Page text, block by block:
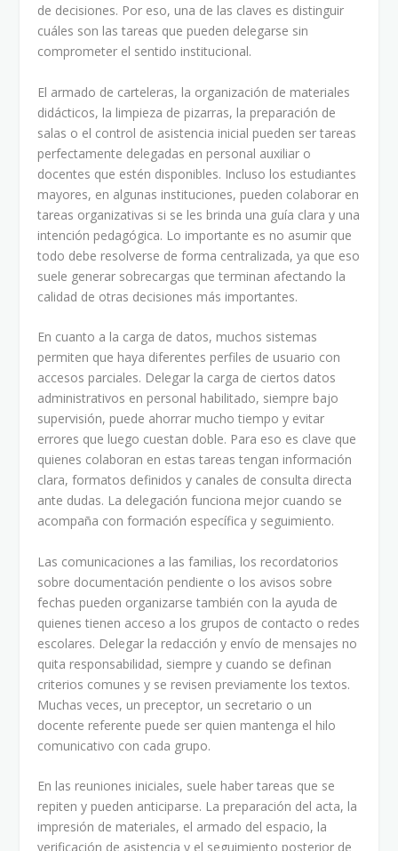
de decisiones. Por eso, una de las claves es distinguir
cuáles son las tareas que pueden delegarse sin
comprometer el sentido institucional.
El armado de carteleras, la organización de materiales
didácticos, la limpieza de pizarras, la preparación de
salas o el control de asistencia inicial pueden ser tareas
perfectamente delegadas en personal auxiliar o
docentes que estén disponibles. Incluso los estudiantes
mayores, en algunas instituciones, pueden colaborar en
tareas organizativas si se les brinda una guía clara y una
intención pedagógica. Lo importante es no asumir que
todo debe resolverse de forma centralizada, ya que eso
suele generar sobrecargas que terminan afectando la
calidad de otras decisiones más importantes.
En cuanto a la carga de datos, muchos sistemas
permiten que haya diferentes perfiles de usuario con
accesos parciales. Delegar la carga de ciertos datos
administrativos en personal habilitado, siempre bajo
supervisión, puede ahorrar mucho tiempo y evitar
errores que luego cuestan doble. Para eso es clave que
quienes colaboran en estas tareas tengan información
clara, formatos definidos y canales de consulta directa
ante dudas. La delegación funciona mejor cuando se
acompaña con formación específica y seguimiento.
Las comunicaciones a las familias, los recordatorios
sobre documentación pendiente o los avisos sobre
fechas pueden organizarse también con la ayuda de
quienes tienen acceso a los grupos de contacto o redes
escolares. Delegar la redacción y envío de mensajes no
quita responsabilidad, siempre y cuando se definan
criterios comunes y se revisen previamente los textos.
Muchas veces, un preceptor, un secretario o un
docente referente puede ser quien mantenga el hilo
comunicativo con cada grupo.
En las reuniones iniciales, suele haber tareas que se
repiten y pueden anticiparse. La preparación del acta, la
impresión de materiales, el armado del espacio, la
verificación de asistencia y el seguimiento posterior de